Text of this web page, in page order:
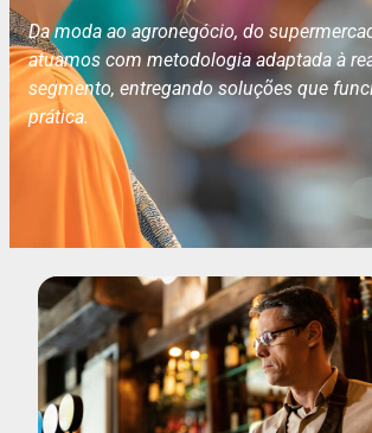
Da moda ao agronegócio, do
atuamos com metodologia adaptada à
segmento, entregando soluções que
prática.